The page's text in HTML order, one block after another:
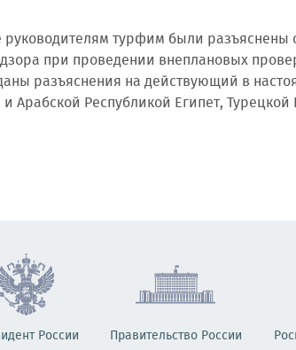
турфим были
при проведении внеплановых
разъяснения на действующий в
Арабской Республикой Египет, Турецкой
России Правительство России